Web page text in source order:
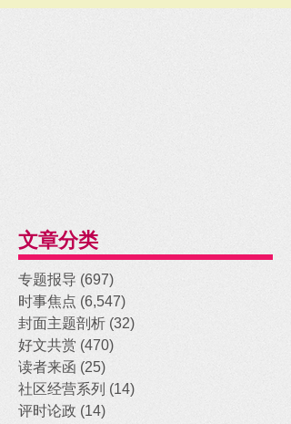
文章分类
专题报导 (697)
时事焦点 (6,547)
封面主题剖析 (32)
好文共赏 (470)
读者来函 (25)
社区经营系列 (14)
评时论政 (14)